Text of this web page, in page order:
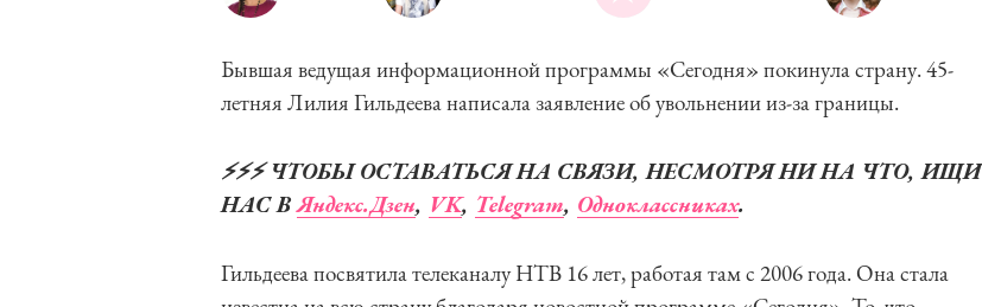
Бывшая ведущая информационной программы «Сегодня» покинула страну. 45-
летняя Лилия Гильдеева написала заявление об увольнении из-за границы.
⚡️⚡️⚡️ ЧТОБЫ ОСТАВАТЬСЯ НА СВЯЗИ, НЕСМОТРЯ НИ НА ЧТО, ИЩИ
НАС ВЯндекс.Дзен, VK, Telegram, Одноклассниках.
Гильдеева посвятила телеканалу НТВ 16 лет, работая там с 2006 года. Она стала